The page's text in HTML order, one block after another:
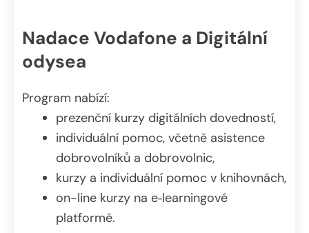
Nadace Vodafone a Digitální
odysea
Program nabízí:
prezenční kurzy digitálních dovedností,
individuální pomoc, včetně asistence
dobrovolníků a dobrovolnic,
kurzy a individuální pomoc v knihovnách,
on-line kurzy na e‑learningové
platformě.